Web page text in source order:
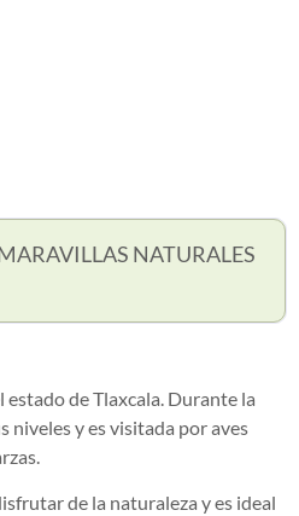
NATURALES
estado de Tlaxcala. Durante la
niveles y es visitada por aves
de la naturaleza y es ideal